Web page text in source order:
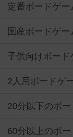
定番ボードゲー
国産ボードゲ
子供向けボード
2人用ボードゲ
20分以下のボ
60分以上のボ